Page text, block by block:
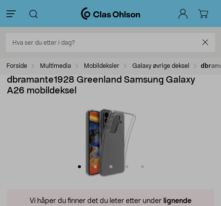
Forside Multimedia Mobildeksler Galaxy øvrige deksel
dbramante1928 Greenland Samsung Galaxy
A26 mobildeksel
Vi håper du finner det du leter etter under lignende